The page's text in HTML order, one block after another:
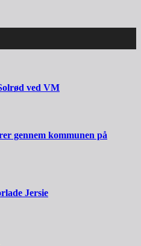
ved VM
gennem kommunen på
Jersie